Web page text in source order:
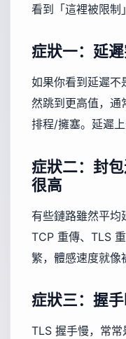
看到「這裡被限制
症狀一：延
如果你看到延遲不
然跳到更高值，通
排程/擁塞。延遲
症狀二：封
很高
有些鏈路雖然平均
TCP 重傳、TLS
繁，體感速度就像
症狀三：握
TLS 握手慢，常